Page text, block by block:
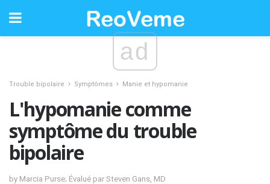
ad
Trouble bipolaire Symptômes Manie et hypomanie
L'hypomanie comme
symptôme du trouble
bipolaire
by Marcia Purse; Évalué par Steven Gans, MD